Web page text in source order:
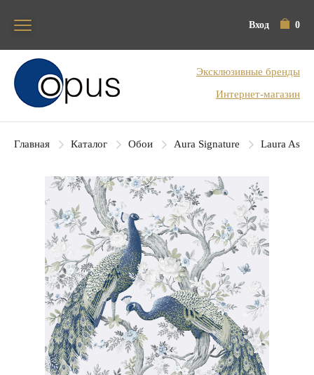
Вход 0
Блок поиска
Эксклюзивные бренды
Интернет-магазин
Главная Каталог Обои Aura Signature Laura